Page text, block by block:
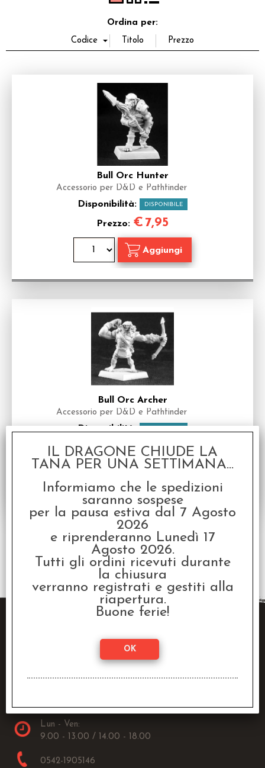
Ordina per:
Bull Orc Hunter
Accessorio per D&D e Pathfinder
Disponibilità: DISPONIBILE
Prezzo: € 7,95
Bull Orc Archer
Accessorio per D&D e Pathfinder
Disponibilità:
Prezzo:€7,95
2 risultati trovati (50 per pagina - 1 in totale)
Raven Distribution SRL
40026 Imola (BO)
Lun - Ven:
9.00 - 13.00 / 14.00 - 18.00
0542-1905146
IL DRAGONE CHIUDE LA
TANA PER UNA SETTIMANA...
Informiamo che le spedizioni
saranno sospese
per la pausa estiva dal 7 Agosto
2026
e riprenderanno Lunedì 17
Agosto 2026.
Tutti gli ordini ricevuti durante
la chiusura
verranno registrati e gestiti alla
riapertura.
Buone ferie!